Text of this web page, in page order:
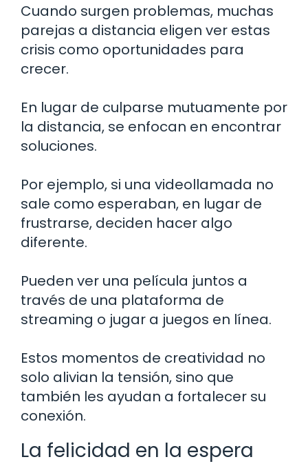
Cuando surgen problemas, muchas
parejas a distancia eligen ver estas
crisis como oportunidades para
crecer.
En lugar de culparse mutuamente por
la distancia, se enfocan en encontrar
soluciones.
Por ejemplo, si una videollamada no
sale como esperaban, en lugar de
frustrarse, deciden hacer algo
diferente.
Pueden ver una película juntos a
través de una plataforma de
streaming o jugar a juegos en línea.
Estos momentos de creatividad no
solo alivian la tensión, sino que
también les ayudan a fortalecer su
conexión.
La felicidad en la espera